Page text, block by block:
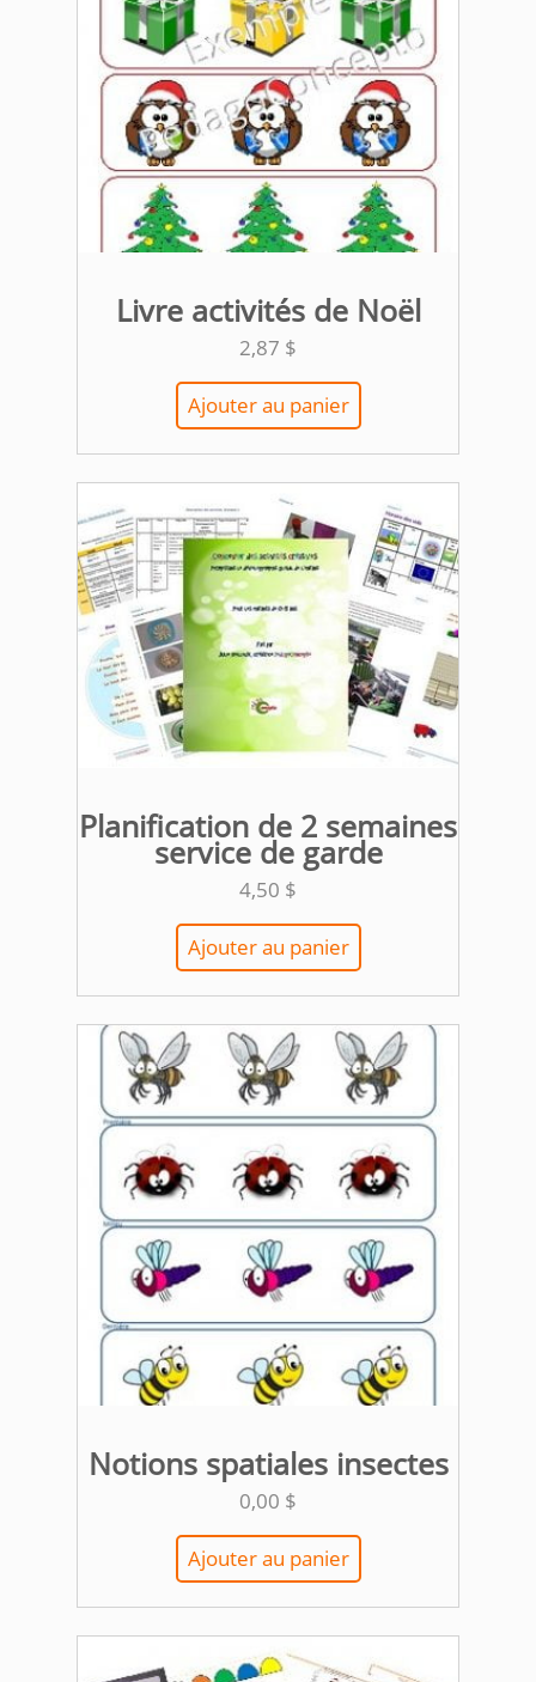
Livre activités de Noël
2,87 $
Ajouter au panier
Planification de 2 semaines
service de garde
4,50 $
Ajouter au panier
Notions spatiales insectes
0,00 $
Ajouter au panier